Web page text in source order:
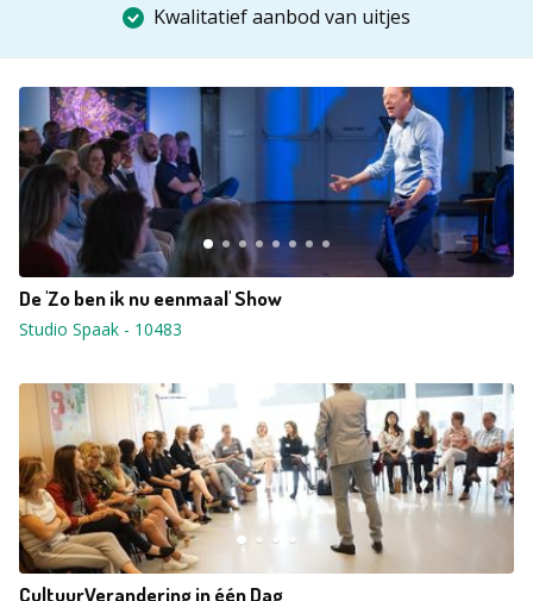
Kwalitatief aanbod van uitjes
De 'Zo ben ik nu eenmaal' Show
Studio Spaak - 10483
CultuurVerandering in één Dag